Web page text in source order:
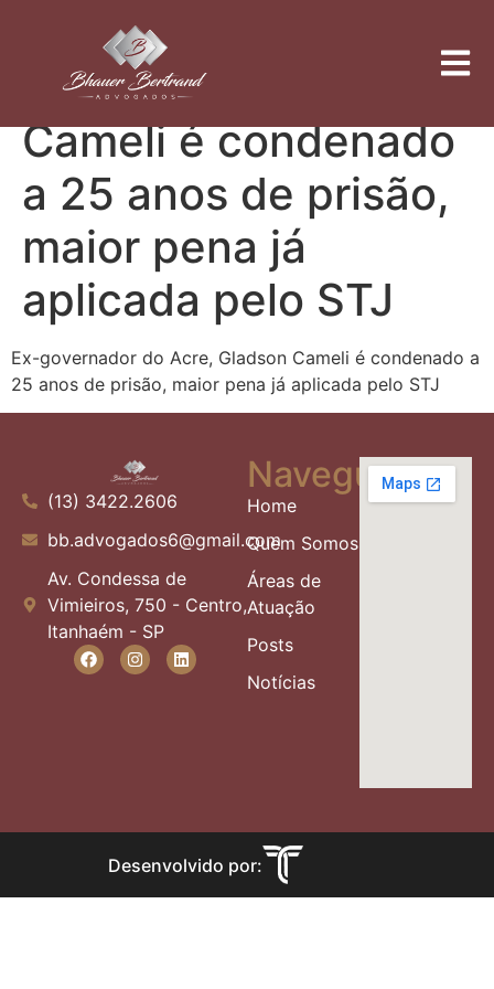
Ex-governador do
Acre, Gladson
Cameli é condenado
a 25 anos de prisão,
maior pena já
aplicada pelo STJ
Ex-governador do Acre, Gladson Cameli é condenado a
25 anos de prisão, maior pena já aplicada pelo STJ
(13) 3422.2606
bb.advogados6@gmail.com
Av. Condessa de
Vimieiros, 750 - Centro,
Itanhaém - SP
Navegue
Home
Quem Somos
Áreas de
Atuação
Posts
Notícias
Desenvolvido por: